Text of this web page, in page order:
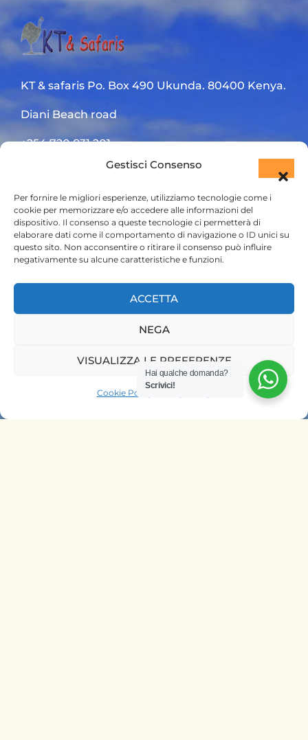
Gestisci Consenso
Per fornire le migliori esperienze, utilizziamo tecnologie come i
cookie per memorizzare e/o accedere alle informazioni del
dispositivo. Il consenso a queste tecnologie ci permetterà di
elaborare dati come il comportamento di navigazione o ID unici su
questo sito. Non acconsentire o ritirare il consenso può influire
negativamente su alcune caratteristiche e funzioni.
ACCETTA
NEGA
VISUALIZZA LE PREFERENZE
Cookie Policy
KT & safaris Po. Box 490 Ukunda. 80400 Kenya.
Diani Beach road
+254 720 831 201
ktsafaris5177@gmail.com
Hai qualche domanda?
Scrivici!